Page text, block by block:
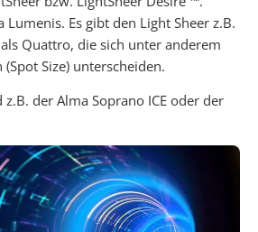
Es gibt den Light Sheer z.B.
Quattro, die sich unter anderem
Size) unterscheiden.
der Alma Soprano ICE oder der